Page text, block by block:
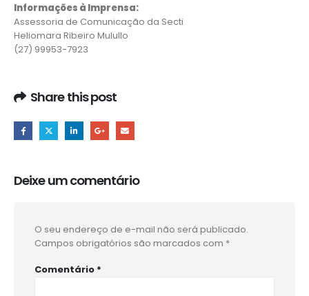
Informações à Imprensa:
Assessoria de Comunicação da Secti
Heliomara Ribeiro Mulullo
(27) 99953-7923
Share this post
Deixe um comentário
O seu endereço de e-mail não será publicado.
Campos obrigatórios são marcados com *
Comentário *